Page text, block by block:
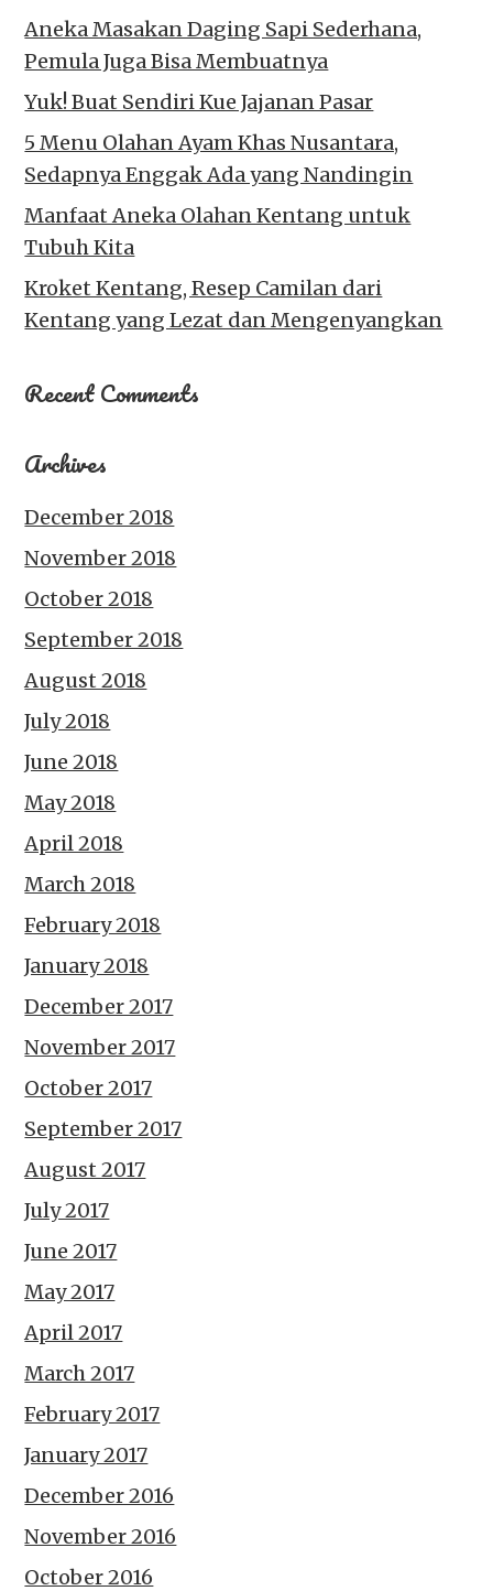
Aneka Masakan Daging Sapi Sederhana,
Pemula Juga Bisa Membuatnya
Yuk! Buat Sendiri Kue Jajanan Pasar
5 Menu Olahan Ayam Khas Nusantara,
Sedapnya Enggak Ada yang Nandingin
Manfaat Aneka Olahan Kentang untuk
Tubuh Kita
Kroket Kentang, Resep Camilan dari
Kentang yang Lezat dan Mengenyangkan
Recent Comments
Archives
December 2018
November 2018
October 2018
September 2018
August 2018
July 2018
June 2018
May 2018
April 2018
March 2018
February 2018
January 2018
December 2017
November 2017
October 2017
September 2017
August 2017
July 2017
June 2017
May 2017
April 2017
March 2017
February 2017
January 2017
December 2016
November 2016
October 2016